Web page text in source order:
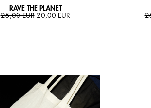
RAVE THE PLANET
25,00 EUR20,00 EUR